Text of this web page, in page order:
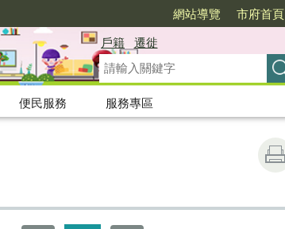
網站導覽 市府首頁
戶籍
遷徙
便民服務
服務專區